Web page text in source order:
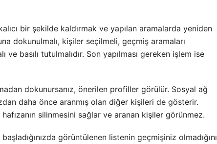
bir şekilde kaldırmak ve yapılan aramalarda yeniden
dokunulmalı, kişiler seçilmeli, geçmiş aramaları
basılı tutulmalıdır. Son yapılması gereken işlem ise
dokunursanız, önerilen profiller görülür. Sosyal ağ
daha önce aranmış olan diğer kişileri de gösterir.
silinmesini sağlar ve aranan kişiler görünmez.
görüntülenen listenin geçmişiniz olmadığını